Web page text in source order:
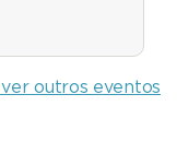
outros eventos